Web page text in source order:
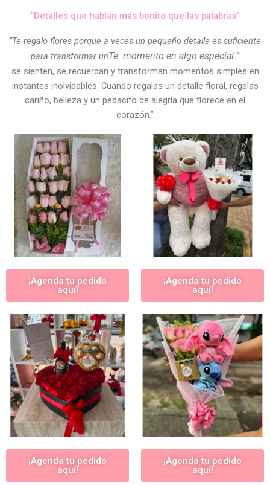
“Detalles que hablan más bonito que las palabras”
“Te regalo flores porque a veces un pequeño detalle es suficiente
para transformar unTe momento en algo especial.”
se sienten, se recuerdan y transforman momentos simples en
instantes inolvidables. Cuando regalas un detalle floral, regalas
cariño, belleza y un pedacito de alegría que florece en el
corazón.”
¡Agenda tu pedido
aquí!
¡Agenda tu pedido
aquí!
¡Agenda tu pedido
aquí!
¡Agenda tu pedido
aquí!